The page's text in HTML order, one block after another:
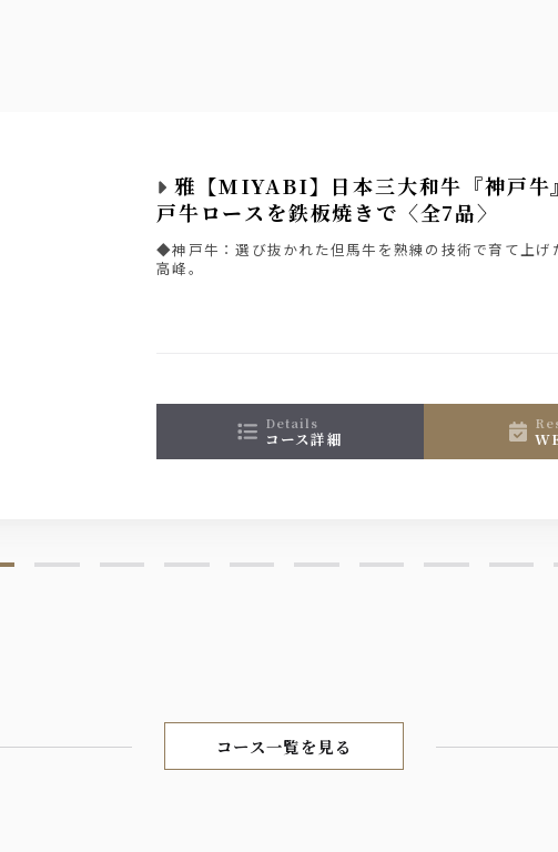
雅【MIYABI】日本三大和牛『神戸
戸牛ロースを鉄板焼きで〈全7品〉
◆神戸牛：選び抜かれた但馬牛を熟練の技術で育て上げ
高峰。
details
コース詳細
コース一覧を見る